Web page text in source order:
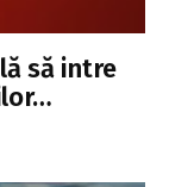
să intre